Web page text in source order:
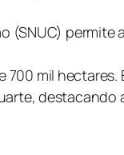
(SNUC) permite
700 mil
destacando